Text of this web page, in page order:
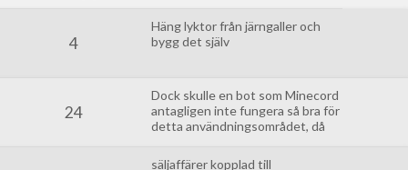
4
Häng lyktor från järngaller och
bygg det själv
24
Dock skulle en bot som Minecord
antagligen inte fungera så bra för
detta användningsområdet, då
discord, utan bara flyttar dig till
säljaffärer kopplad till